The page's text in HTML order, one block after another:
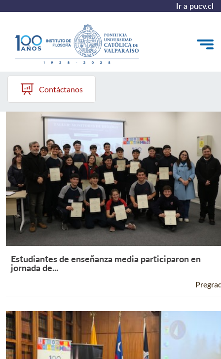
Ir a pucv.cl
El Instituto
Pregrado
Colección Philosophica
Formación Continua
Contáctanos
Instituto de Filosofía PUCV
Leer Más +
Estudiantes de enseñanza media participaron en
jornada de...